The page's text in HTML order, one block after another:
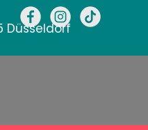
Düsseldorf